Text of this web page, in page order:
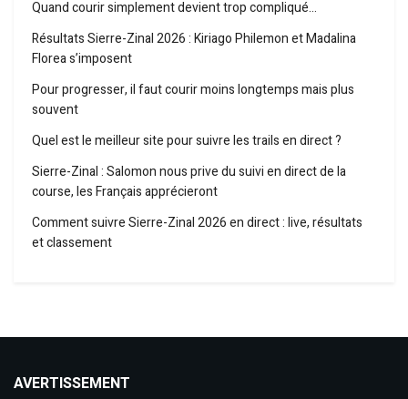
Quand courir simplement devient trop compliqué…
Résultats Sierre-Zinal 2026 : Kiriago Philemon et Madalina
Florea s’imposent
Pour progresser, il faut courir moins longtemps mais plus
souvent
Quel est le meilleur site pour suivre les trails en direct ?
Sierre-Zinal : Salomon nous prive du suivi en direct de la
course, les Français apprécieront
Comment suivre Sierre-Zinal 2026 en direct : live, résultats
et classement
AVERTISSEMENT